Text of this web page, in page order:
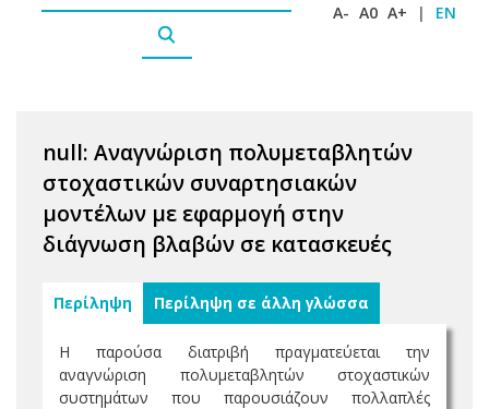
A- A0 A+ | EN
null: Αναγνώριση πολυμεταβλητών
στοχαστικών συναρτησιακών
μοντέλων με εφαρμογή στην
διάγνωση βλαβών σε κατασκευές
Περίληψη Περίληψη σε άλλη γλώσσα
Η παρούσα διατριβή πραγματεύεται την
αναγνώριση πολυμεταβλητών στοχαστικών
συστημάτων που παρουσιάζουν πολλαπλές